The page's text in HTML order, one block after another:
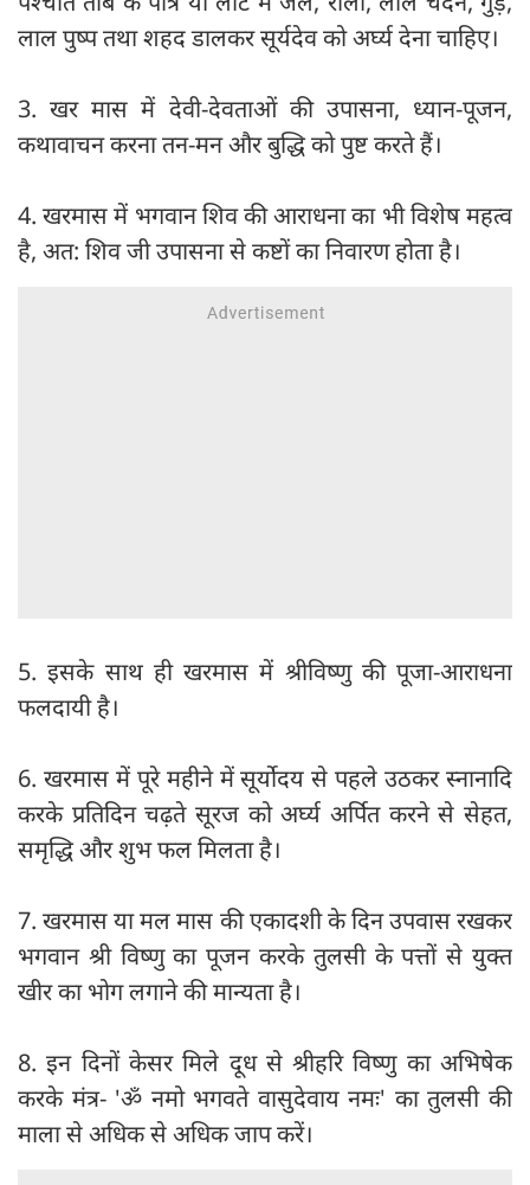
लाल पुष्प तथा शहद डालकर सूर्यदेव को अर्घ्य देना चाहिए।
3. खर मास में देवी-देवताओं की उपासना, ध्यान-पूजन,
कथावाचन करना तन-मन और बुद्धि को पुष्ट करते हैं।
4. खरमास में भगवान शिव की आराधना का भी विशेष महत्व
है, अत: शिव जी उपासना से कष्टों का निवारण होता है।
5. इसके साथ ही खरमास में श्रीविष्णु की पूजा-आराधना
फलदायी है।
6. खरमास में पूरे महीने में सूर्योदय से पहले उठकर स्नानादि
करके प्रतिदिन चढ़ते सूरज को अर्घ्य अर्पित करने से सेहत,
समृद्धि और शुभ फल मिलता है।
7. खरमास या मल मास की एकादशी के दिन उपवास रखकर
भगवान श्री विष्णु का पूजन करके तुलसी के पत्तों से युक्त
खीर का भोग लगाने की मान्यता है।
8. इन दिनों केसर मिले दूध से श्री‍हरि विष्‍णु का अभिषेक
करके मंत्र- 'ॐ नमो भगवते वासुदेवाय नमः' का तुलसी की
माला से अधिक से अधिक जाप करें।